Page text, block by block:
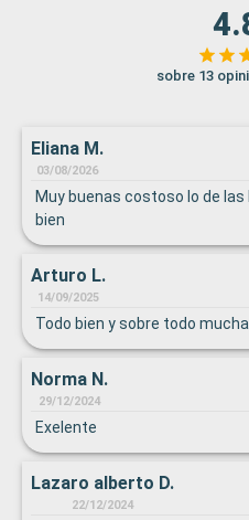
sobre 13
Eliana M.
03/08/2026
Muy buenas costoso lo de
bien
Arturo L.
14/09/2025
Todo bien y sobre todo
Norma N.
29/12/2024
Exelente
Lazaro alberto D.
22/12/2024